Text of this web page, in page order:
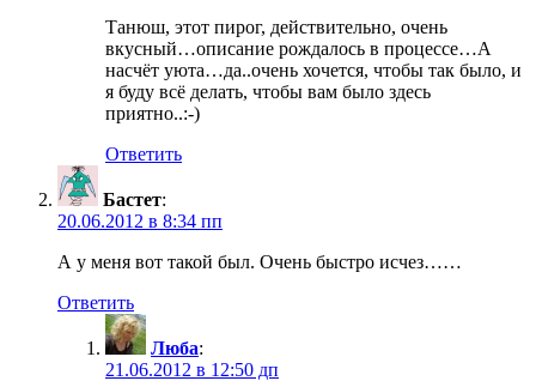
Танюш, этот пирог, действительно, очень
вкусный…описание рождалось в процессе…А
насчёт уюта…да..очень хочется, чтобы так было, и
я буду всё делать, чтобы вам было здесь
приятно..:-)
Ответить
Бастет:
20.06.2012 в 8:34 пп
А у меня вот такой был. Очень быстро исчез……
Ответить
Люба:
21.06.2012 в 12:50 дп